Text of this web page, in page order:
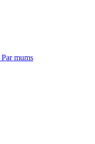
Par mums